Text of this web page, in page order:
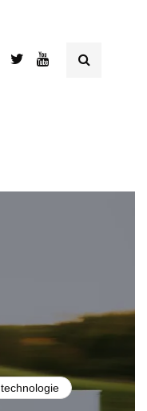
technologie